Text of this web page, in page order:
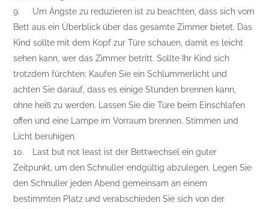
9.
Um Ängste zu reduzieren ist zu beachten, dass sich vom
Bett aus ein Überblick über das gesamte Zimmer bietet. Das
Kind sollte mit dem Kopf zur Türe schauen, damit es leicht
sehen kann, wer das Zimmer betritt. Sollte Ihr Kind sich
trotzdem fürchten: Kaufen Sie ein Schlummerlicht und
achten Sie darauf, dass es einige Stunden brennen kann,
ohne heiß zu werden. Lassen Sie die Türe beim Einschlafen
offen und eine Lampe im Vorraum brennen. Stimmen und
Licht beruhigen.
10.
Last but not least ist der Bettwechsel ein guter
Zeitpunkt, um den Schnuller endgültig abzulegen. Legen Sie
den Schnuller jeden Abend gemeinsam an einem
bestimmten Platz und verabschieden Sie sich von der